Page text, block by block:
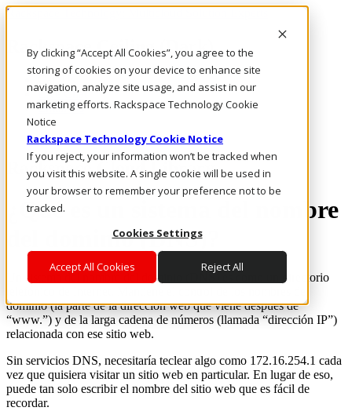
By clicking “Accept All Cookies”, you agree to the
storing of cookies on your device to enhance site
navigation, analyze site usage, and assist in our
marketing efforts. Rackspace Technology Cookie
Notice
Rackspace Technology Cookie Notice
If you reject, your information won’t be tracked when
you visit this website. A single cookie will be used in
your browser to remember your preference not to be
tracked.
Cookies Settings
Accept All Cookies Reject All
Rackspace Technology: Multicloud Solution Experts
Rackspace Ceiling (Dark)
Call Us
Live Chat
Email Us
Rackspace Cloud Library
¿Qué es un sistema del nombre
del dominio (DNS)?
Un sistema del nombre del dominio (DNS) es como un directorio
dominio (la parte de la dirección web que viene después de
“www.”) y de la larga cadena de números (llamada “dirección IP”)
relacionada con ese sitio web.
Sin servicios DNS, necesitaría teclear algo como 172.16.254.1 cada
vez que quisiera visitar un sitio web en particular. En lugar de eso,
puede tan solo escribir el nombre del sitio web que es fácil de
recordar.